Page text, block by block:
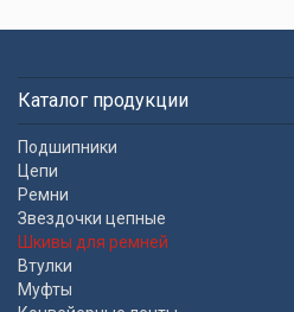
Каталог продукции
Подшипники
Цепи
Ремни
Звездочки цепные
Шкивы для ремней
Втулки
Муфты